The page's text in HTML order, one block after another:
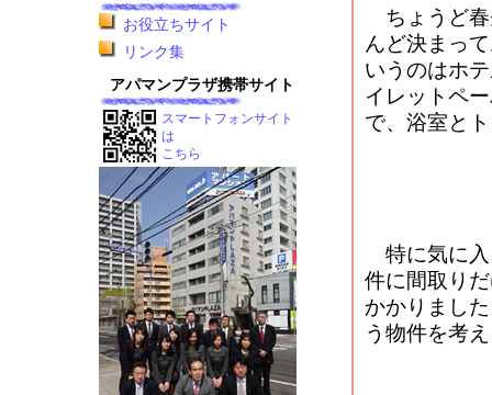
ちょうど春
んど決まっ
いうのはホ
イレットペ
で、浴室と
特に気に入
件に間取り
かかりまし
う物件を考
お役立ちサイト
リンク集
アパマンプラザ携帯サイト
スマートフォンサイト
は
こちら